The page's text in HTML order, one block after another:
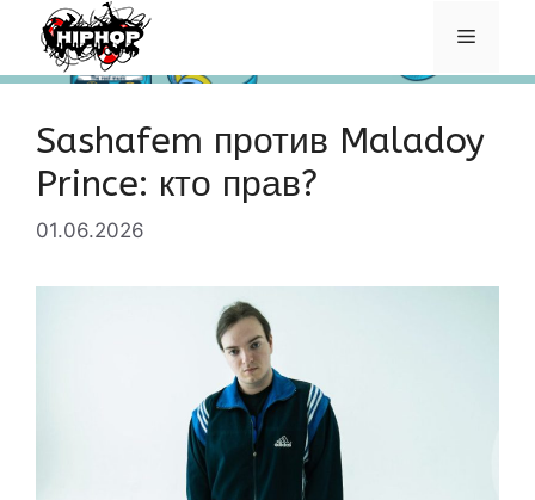
Перейти
содержимому
Меню
Sashafem против Maladoy
Prince: кто прав?
01.06.2026